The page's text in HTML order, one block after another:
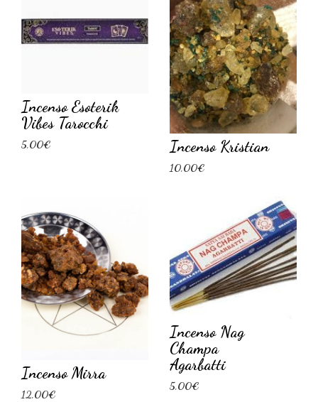
Incenso Esoterik
Vibes Tarocchi
5,00€ Incenso Kristian
10,00€
Incenso Mirra
12,00€
Incenso Nag
Champa
Agarbatti
5,00€